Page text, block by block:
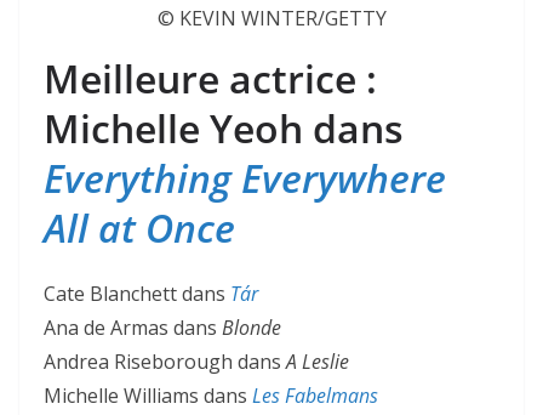
© KEVIN WINTER/GETTY
Meilleure actrice :
Michelle Yeoh dans
Everything Everywhere
All at Once
Cate Blanchett dans Tár
Ana de Armas dans Blonde
Andrea Riseborough dansA Leslie
Michelle Williams dans Les Fabelmans